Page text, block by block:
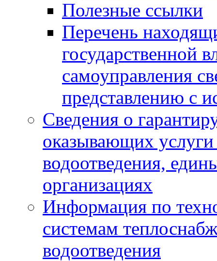
Полезные ссылки
Перечень
государственной
самоуправления
представлению с
Сведения о
оказывающих
водоотведения,
организациях
Информация по
системам
водоотведения